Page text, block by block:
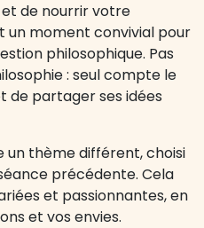
de nourrir votre
un moment convivial pour
philosophique. Pas
: seul compte le
de partager ses idées
thème différent, choisi
précédente. Cela
et passionnantes, en
et vos envies.